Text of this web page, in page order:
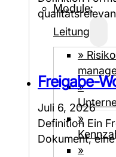
Module:
Leitung
»
»
»
»
Freigabe-
Juli 6, 2026
Definition Ein
Dokument,